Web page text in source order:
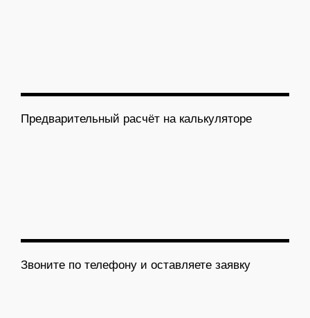
Предварительный расчёт на калькуляторе
Звоните по телефону и оставляете заявку